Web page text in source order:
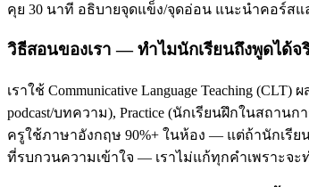
คุย 30 นาที อธิบายจุดแข็ง/จุดอ่อน แนะนำคอร์ส
วิธีสอนของเรา — ทำไมนักเรียนถึงพูดได้จ
เราใช้ Communicative Language Teaching
podcast/บทความ), Practice (นักเรียนฝึกในสถาน
ครูใช้ภาษาอังกฤษ 90%+ ในห้อง — แต่ถ้านักเรีย
ที่รบกวนความเข้าใจ — เราไม่แก้ทุกคำเพราะจ